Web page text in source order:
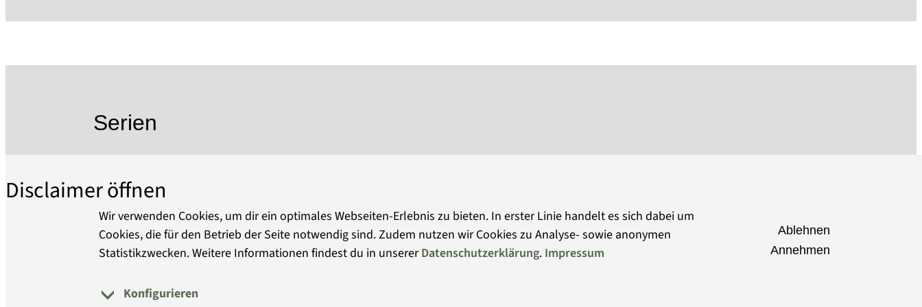
Serien
Über uns
Disclaimer öffnen
Wir verwenden Cookies, um dir ein optimales Webseiten-Erlebnis zu bieten. In erster Linie handelt es sich dabei um
Cookies, die für den Betrieb der Seite notwendig sind. Zudem nutzen wir Cookies zu Analyse- sowie anonymen
Statistikzwecken. Weitere Informationen findest du in unsererDatenschutzerklärung. Impressum
Ablehnen
Annehmen
Konfigurieren